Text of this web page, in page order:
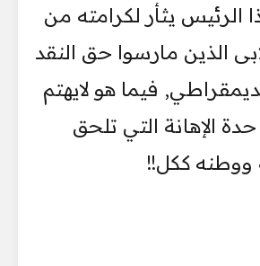
الرئيس يثأر لكرامته من
الذين مارسوا حق النقد
فيما هو لايهتم
الإهانة التي تلحق
ووطنه ككل!!